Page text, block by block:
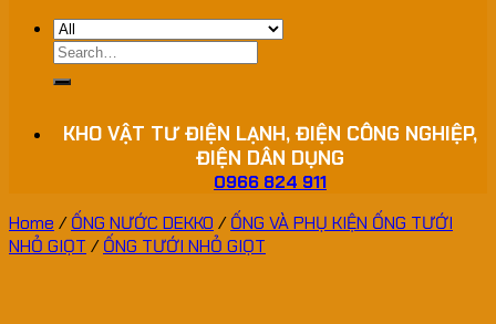
Search
for:
KHO VẬT TƯ ĐIỆN LẠNH, ĐIỆN CÔNG NGHIỆP,
ĐIỆN DÂN DỤNG
0966 824 911
Home / ỐNG NƯỚC DEKKO / ỐNG VÀ PHỤ KIỆN ỐNG TƯỚI
NHỎ GIỌT / ỐNG TƯỚI NHỎ GIỌT